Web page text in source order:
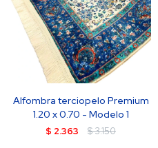
Alfombra terciopelo Premium
1.20 x 0.70 - Modelo 1
$ 2.363 $3.150